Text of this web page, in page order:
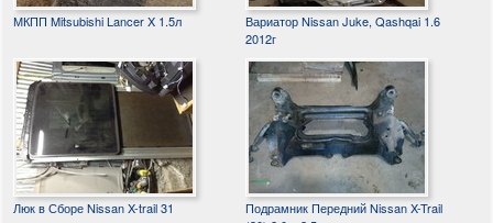
МКПП Mitsubishi Lancer X 1.5л
Вариатор Nissan Juke, Qashqai 1.6
2012г
Люк в Сборе Nissan X-trail 31
Подрамник Передний Nissan X-Trail